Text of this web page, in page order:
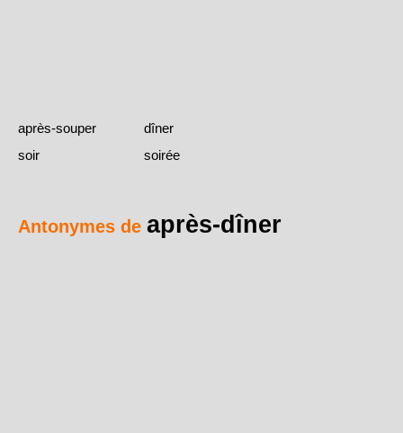
après-souper
dîner
soir
soirée
Antonymes de après-dîner